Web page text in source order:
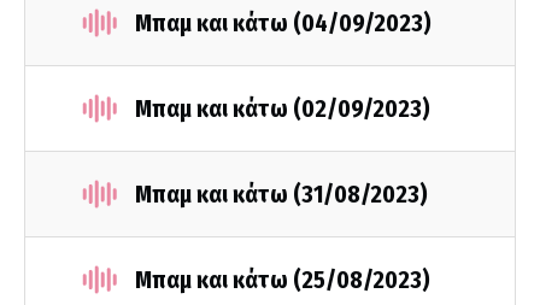
Μπαμ και κάτω (04/09/2023)
Μπαμ και κάτω (02/09/2023)
Μπαμ και κάτω (31/08/2023)
Μπαμ και κάτω (25/08/2023)